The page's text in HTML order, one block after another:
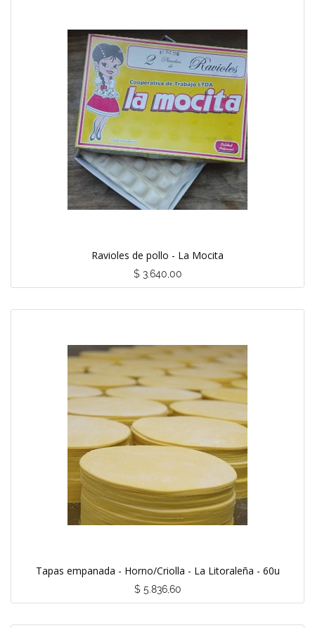
Ravioles de pollo - La Mocita
$ 3.640,00
Tapas empanada - Horno/Criolla - La Litoraleña - 60u
$ 5.836,60